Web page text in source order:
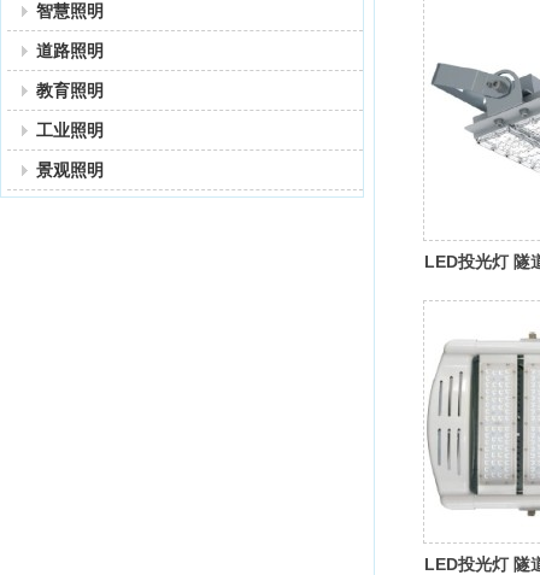
智慧照明
道路照明
教育照明
工业照明
景观照明
LED投光灯 隧
LED投光灯 隧